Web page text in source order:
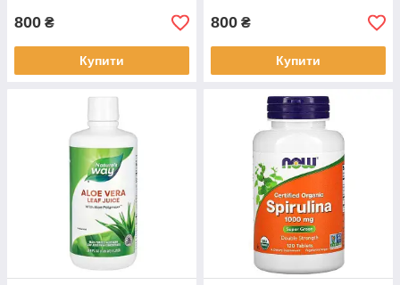
800 ₴
Купити
800 ₴
Купити